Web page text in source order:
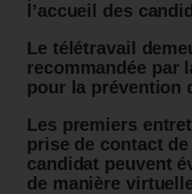
l’accueil des
Le télétravail
recommandée par
pour la prévention
Les premiers
prise de contact
candidat peuvent
de manière